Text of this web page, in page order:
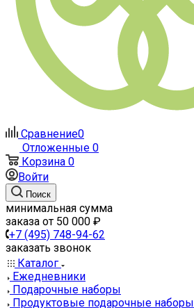
Сравнение0
Отложенные 0
Корзина 0
Войти
Поиск
минимальная сумма
заказа от 50 000 ₽
+7 (495) 748-94-62
заказать звонок
Каталог
Ежедневники
Подарочные наборы
Продуктовые подарочные наборы